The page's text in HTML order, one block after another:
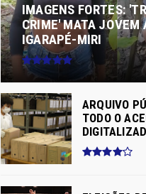
IMAGENS FORTES:
CRIME' MATA JOVEM
IGARAPÉ-MIRI
ARQUIVO
TODO O